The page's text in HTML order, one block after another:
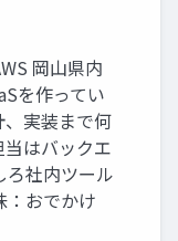
岡山県内
を作ってい
、実装まで何
はバックエ
ろ社内ツール
：おでかけ